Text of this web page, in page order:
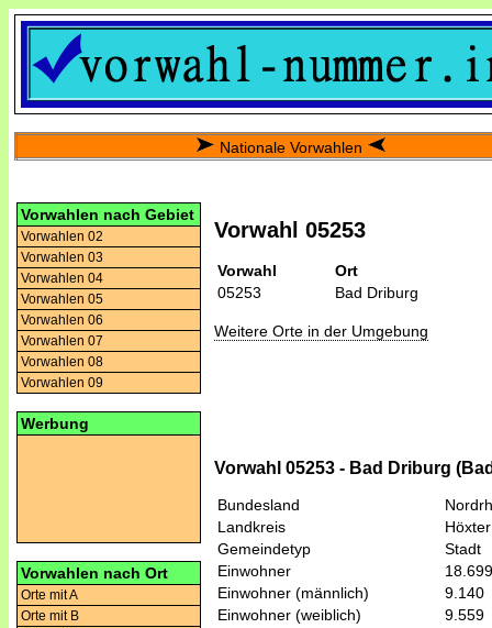
Nationale Vorwahlen
Vorwahlen nach Gebiet
Vorwahlen 02
Vorwahlen 03
Vorwahlen 04
Vorwahlen 05
Vorwahlen 06
Vorwahlen 07
Vorwahlen 08
Vorwahlen 09
Werbung
Vorwahlen nach Ort
Orte mit A
Orte mit B
Vorwahl 05253
Vorwahl
Ort
05253
Bad Driburg
Weitere Orte in der Umgebung
Vorwahl 05253 - Bad Driburg
Bundesland
Landkreis
Höxter
Gemeindetyp
Stadt
Einwohner
18.699
Einwohner (männlich)
9.140
Einwohner (weiblich)
9.559